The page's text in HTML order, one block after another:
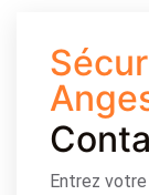
Entrez